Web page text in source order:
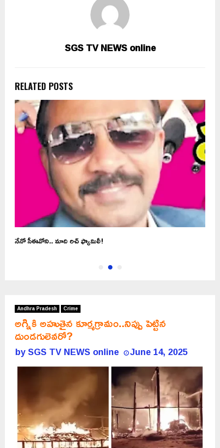
SGS TV NEWS online
RELATED POSTS
నేనో సీఈవోని.. మాది రిచ్ ఫ్యామిలీ!
Andhra Pradesh Crime
అగ్నికి అహుతైన కూర్మగ్రామం..నిప్పు పెట్టిన
దుండగులెవరో?
bySGS TV NEWS online June 14, 2025